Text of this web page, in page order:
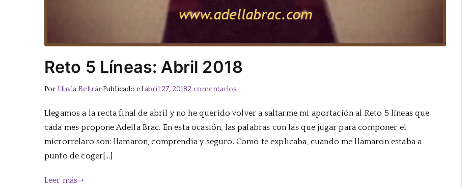
Reto 5 Líneas: Abril 2018
Por Lluvia BeltránPublicado el abril 27, 20182 comentariosen
5
Líneas:
Abril
Llegamos a la recta final de abril y no he querido volver a saltarme mi aportación al Reto 5 líneas que
cada mes propone Adella Brac. En esta ocasión, las palabras con las que jugar para componer el
microrrelaro son: llamaron, comprendía y seguro. Como te explicaba, cuando me llamaron estaba a
punto de coger[…]
Leer más